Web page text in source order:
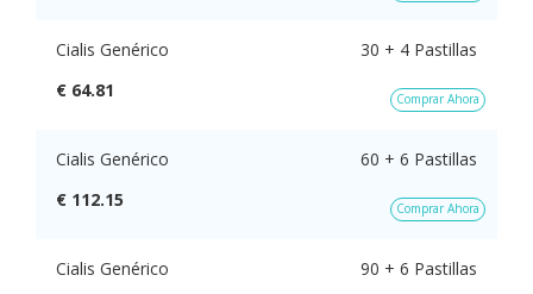
Cialis Genérico
30 + 4 Pastillas
€ 64.81
Comprar Ahora
Cialis Genérico
60 + 6 Pastillas
€ 112.15
Comprar Ahora
Cialis Genérico
90 + 6 Pastillas